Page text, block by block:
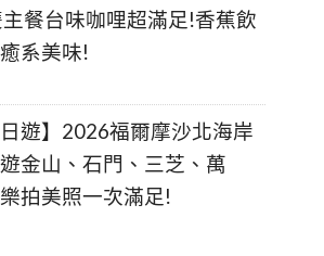
餐台味咖哩超滿足!香蕉飲
系美味!
日遊】2026福爾摩沙北海岸
金山、石門、三芝、萬
拍美照一次滿足!